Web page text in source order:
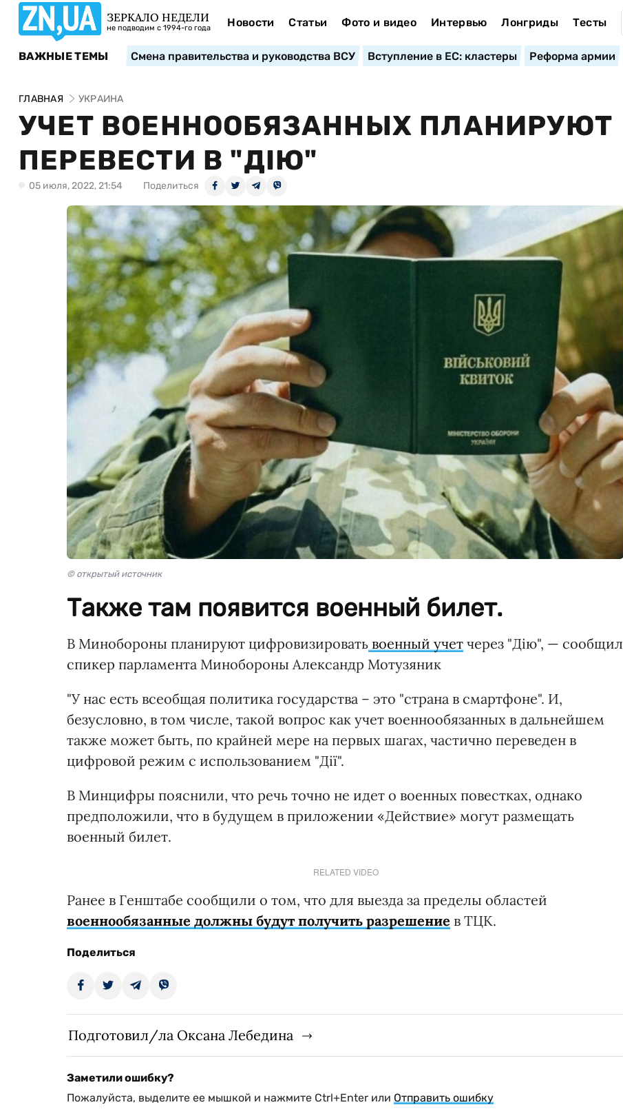
ЗЕРКАЛО НЕДЕЛИ
не подводим с 1994-го года Новости Статьи Фото и видео Интервью Лонгриды Тесты
ВАЖНЫЕ ТЕМЫ Смена правительства и руководства ВСУ Вступление в ЕС: кластеры Реформа армии
ГЛАВНАЯ УКРАИНА
УЧЕТ ВОЕННООБЯЗАННЫХ ПЛАНИРУЮТ
ПЕРЕВЕСТИ В "ДІЮ"
05 июля, 2022, 21:54 Поделиться
© открытый источник
Также там появится военный билет.
В Минобороны планируют цифровизировать военный учет через "Дію", — сообщил
спикер парламента Минобороны Александр Мотузяник
"У нас есть всеобщая политика государства – это "страна в смартфоне". И,
безусловно, в том числе, такой вопрос как учет военнообязанных в дальнейшем
также может быть, по крайней мере на первых шагах, частично переведен в
цифровой режим с использованием "Дії".
В Минцифры пояснили, что речь точно не идет о военных повестках, однако
предположили, что в будущем в приложении «Действие» могут размещать
военный билет.
RELATED VIDEO
Ранее в Генштабе сообщили о том, что для выезда за пределы областей
военнообязанные должны будут получить разрешение в ТЦК.
Поделиться
Подготовил/ла Оксана Лебедина
Заметили ошибку?
Пожалуйста, выделите ее мышкой и нажмите Ctrl+Enter или Отправить ошибку